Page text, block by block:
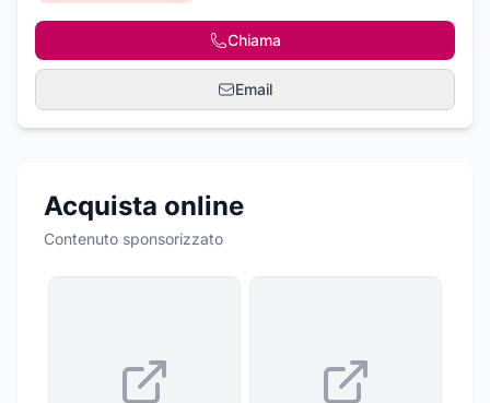
Chiama
Email
Acquista online
Contenuto sponsorizzato